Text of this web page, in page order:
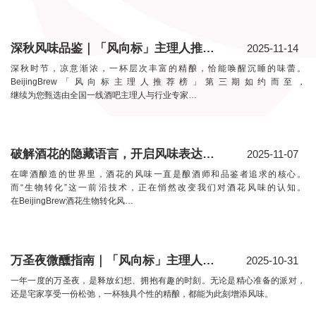
2025-11-14
深秋风味品鉴｜「风向标」主理人推荐排行榜三期精选
深秋时节，凉意渐浓，一杯层次丰富的精酿，恰能唤醒沉睡的味蕾。
BeijingBrew「风向标主理人推荐榜」第三期如约而至，
继续为您甄选由全国一线酒吧主理人与行业专家…
2025-11-07
破解酒花的隐藏语言，开启风味表达革命
在啤酒酿造的世界里，酒花的风味一直是酿酒师和品鉴者追求的核心。
而“生物转化”这一前沿技术，正在悄然改变我们对酒花风味的认知。
在BeijingBrew酒花生物转化风…
2025-10-31
万圣夜微醺指南｜「风向标」主理人推荐榜二期精选
一年一度的万圣夜，是释放幻想、拥抱有趣的时刻。无论是精心准备的派对，
还是宅家享受一份松弛，一杯独具个性的精酿，都能为此刻增添风味。